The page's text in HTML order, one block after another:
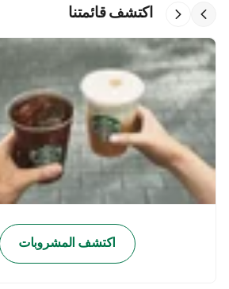
اكتشف قائمتنا
اكتشف المشروبات